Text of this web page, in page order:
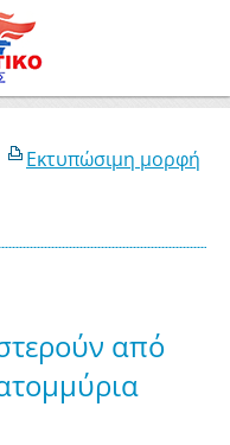
Εκτυπώσιμη μορφή
από